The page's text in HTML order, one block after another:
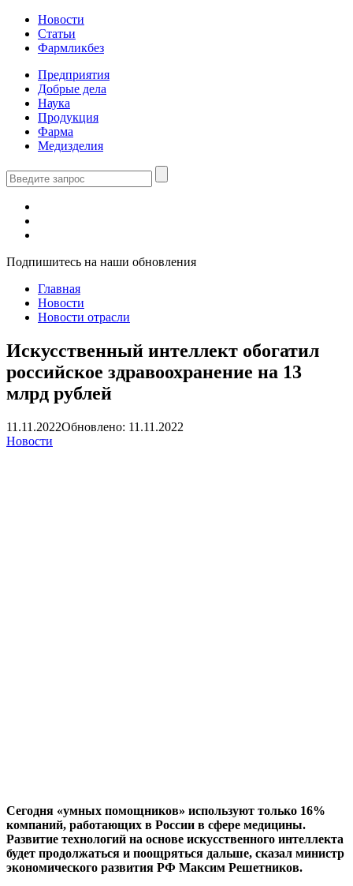
Новости
Статьи
Фармликбез
Предприятия
Добрые дела
Наука
Продукция
Фарма
Медизделия
Подпишитесь на наши обновления
Главная
Новости
Новости отрасли
Искусственный интеллект обогатил
российское здравоохранение на 13
млрд рублей
11.11.2022Обновлено: 11.11.2022
Новости
Сегодня «умных помощников» используют только 16%
компаний, работающих в России в сфере медицины.
Развитие технологий на основе искусственного интеллекта
будет продолжаться и поощряться дальше, сказал министр
экономического развития РФ Максим Решетников.